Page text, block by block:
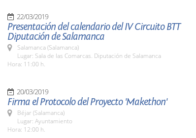
22/03/2019
Presentación del calendario del IV Circuito BTT
Diputación de Salamanca
Salamanca (Salamanca)
Lugar: Sala de las Comarcas. Diputación de Salamanca
Hora: 11:00 h.
20/03/2019
Firma el Protocolo del Proyecto 'Makethon'
Béjar (Salamanca)
Lugar: Ayuntamiento
Hora: 12:00 h.